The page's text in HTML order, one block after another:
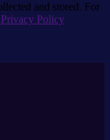
and stored. For
Privacy Policy